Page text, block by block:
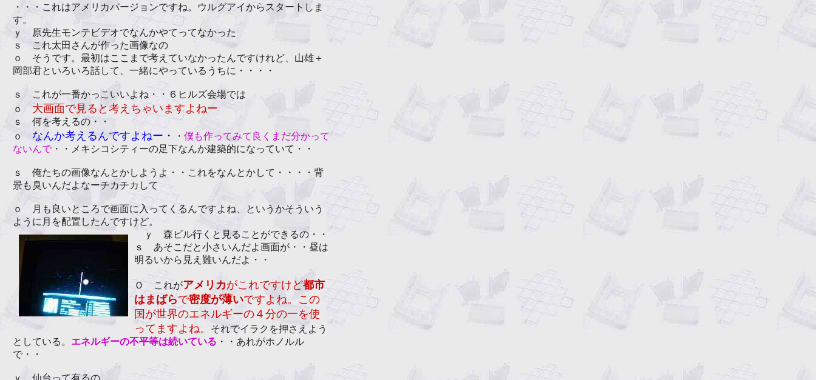
・・・これはアメリカバージョンですね。ウルグアイからスタートしま
す。
ｙ 原先生モンテビデオでなんかやてってなかった
ｓ これ太田さんが作った画像なの
ｏ そうです。最初はここまで考えていなかったんですけれど、山雄＋
岡部君といろいろ話して、一緒にやっているうちに・・・・
ｓ これが一番かっこいいよね・・６ヒルズ会場では
ｏ 大画面で見ると考えちゃいますよねー
ｓ 何を考えるの・・
ｏ なんか考えるんですよねー・ ・ 僕も作ってみて良くまだ分かって
ないんで・・メキシコシティーの足下なんか建築的になっていて・・
ｓ 俺たちの画像なんとかしようよ・・これをなんとかして・・・・背
景も臭いんだよなーチカチカして
ｏ 月も良いところで画面に入ってくるんですよね、というかそういう
ように月を配置したんですけど。
ｙ 森ビル行くと見ることができるの・・
ｓ あそこだと小さいんだよ画面が・・昼は
明るいから見え難いんだよ・・
Ｏ これがアメリカがこれですけど都市
はまばらで密度が薄いですよね。この
国が世界のエネルギーの４分の一を使
ってますよね。
それでイラクを押さえよう
としている。 エネルギーの不平等は続いている ・・あれがホノルル
で・・
ｙ 仙台って有るの